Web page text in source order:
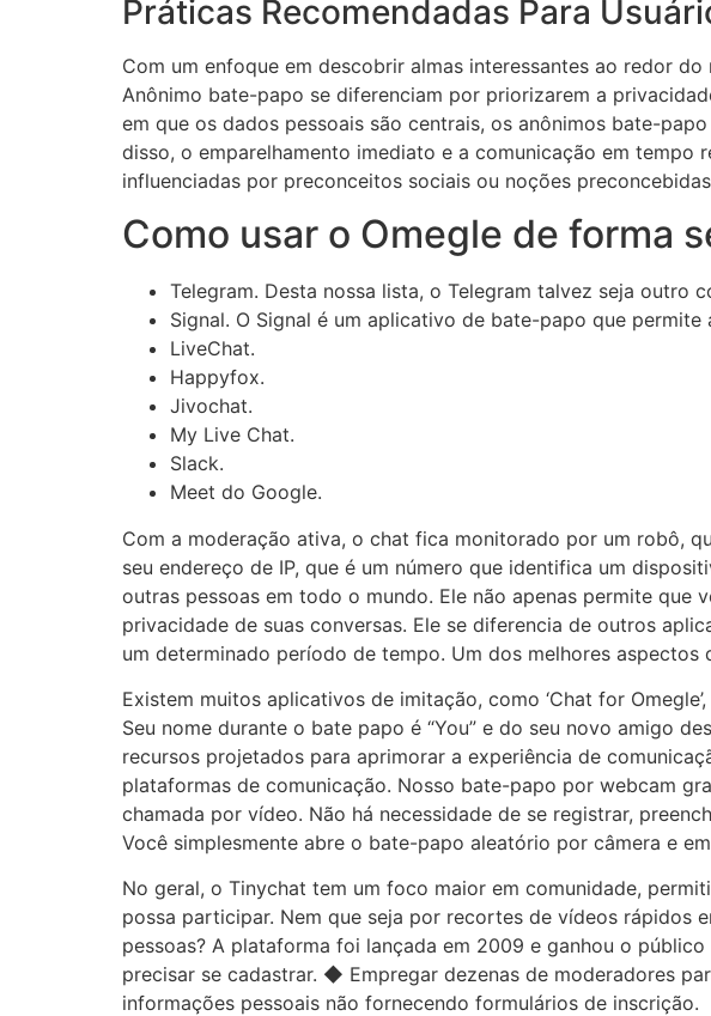
Práticas Recomendadas Para
Com um enfoque em descobrir almas interessantes ao redor
Anônimo bate-papo se diferenciam por priorizarem a
em que os dados pessoais são centrais, os anônimos bate-
disso, o emparelhamento imediato e a comunicação em
influenciadas por preconceitos sociais ou noções
Como usar o Omegle de forma
Telegram. Desta nossa lista, o Telegram talvez seja outro
Signal. O Signal é um aplicativo de bate-papo que
LiveChat.
Happyfox.
Jivochat.
My Live Chat.
Slack.
Meet do Google.
Com a moderação ativa, o chat fica monitorado por um robô,
seu endereço de IP, que é um número que identifica um
outras pessoas em todo o mundo. Ele não apenas permite que
privacidade de suas conversas. Ele se diferencia de outros
um determinado período de tempo. Um dos melhores
Existem muitos aplicativos de imitação, como ‘Chat for
Seu nome durante o bate papo é “You” e do seu novo amigo
recursos projetados para aprimorar a experiência de
plataformas de comunicação. Nosso bate-papo por webcam
chamada por vídeo. Não há necessidade de se registrar,
Você simplesmente abre o bate-papo aleatório por câmera e
No geral, o Tinychat tem um foco maior em comunidade,
possa participar. Nem que seja por recortes de vídeos rápidos
pessoas? A plataforma foi lançada em 2009 e ganhou o
precisar se cadastrar. ◆ Empregar dezenas de moderadores
informações pessoais não fornecendo formulários de inscrição.